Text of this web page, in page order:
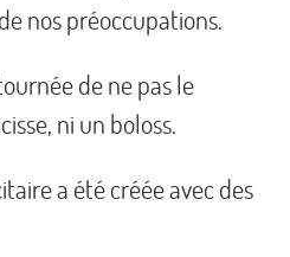
nos préoccupations.
de ne pas le
ni un boloss.
a été créée avec des